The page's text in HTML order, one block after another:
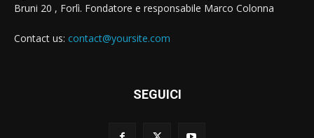
Bruni 20 , Forlì. Fondatore e responsabile Marco Colonna
Contact us: contact@yoursite.com
SEGUICI